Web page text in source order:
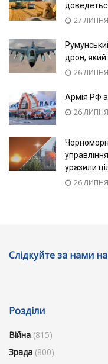
27
дрон, який
26
Армія РФ
26
уразили
26
Слідкуйте за нами
Розділи
Війна (815)
Зрада (800)